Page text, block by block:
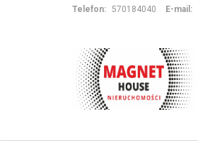
Telefon: 570184040 E-mail: